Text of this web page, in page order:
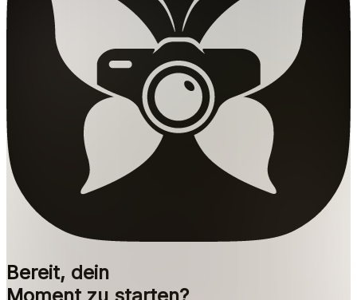
Bereit, dein